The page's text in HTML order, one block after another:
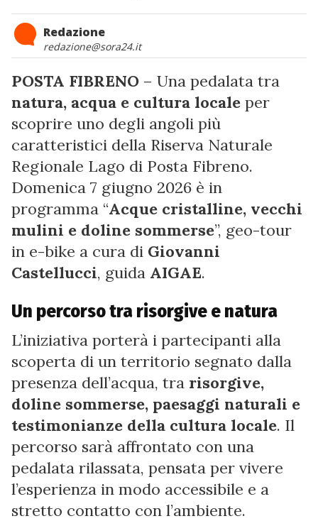
Redazione
redazione@sora24.it
POSTA FIBRENO – Una pedalata tra
natura, acqua e cultura locale per
scoprire uno degli angoli più
caratteristici della Riserva Naturale
Regionale Lago di Posta Fibreno.
Domenica 7 giugno 2026 è in
programma “Acque cristalline, vecchi
mulini e doline sommerse”, geo-tour
in e-bike a cura di Giovanni
Castellucci, guida AIGAE.
Un percorso tra risorgive e natura
L’iniziativa porterà i partecipanti alla
scoperta di un territorio segnato dalla
presenza dell’acqua, tra risorgive,
doline sommerse, paesaggi naturali e
testimonianze della cultura locale. Il
percorso sarà affrontato con una
pedalata rilassata, pensata per vivere
l’esperienza in modo accessibile e a
stretto contatto con l’ambiente.